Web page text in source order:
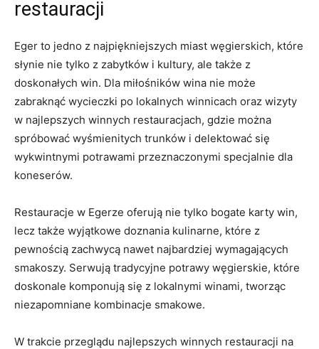
restauracji
Eger to jedno ​z najpiękniejszych miast‌ węgierskich, które
słynie nie tylko z zabytków​ i kultury, ale także z
doskonałych win. Dla miłośników ⁣wina nie może
zabraknąć wycieczki ​po lokalnych winnicach oraz wizyty
w ⁣najlepszych winnych ​restauracjach, gdzie ​można​
spróbować ⁣wyśmienitych trunków i delektować się
wykwintnymi potrawami przeznaczonymi specjalnie ⁤dla
koneserów.
Restauracje w ⁤Egerze oferują nie tylko bogate karty win,
lecz⁣ także wyjątkowe ⁤doznania ​kulinarne, ​które z⁢
pewnością zachwycą ⁤nawet ​najbardziej wymagających
smakoszy.⁣ Serwują ‍tradycyjne potrawy węgierskie, które
doskonale ⁢komponują się z lokalnymi winami, tworząc ​
niezapomniane kombinacje smakowe.
W trakcie przeglądu najlepszych‌ winnych ​restauracji na⁣